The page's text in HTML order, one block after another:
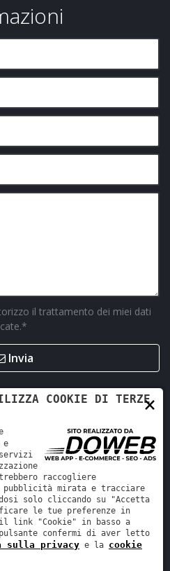
il trattamento dei miei dati
*
Invia
- Cap. sociale interamente
12.000 €
-Cookie policy
×
COOKIE DI TERZE
e
raccogliere
pubblicità mirata e tracciare
solo cliccando su "Accetta
le tue preferenze in
il link "Cookie" in basso a
confermi di aver letto
sulla privacy e la cookie